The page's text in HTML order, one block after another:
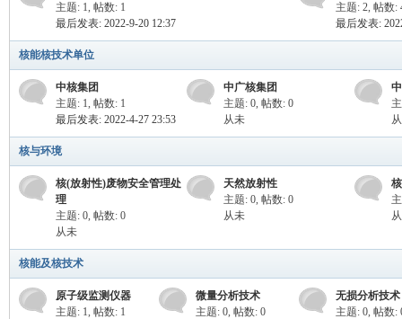
主题: 1, 帖数: 1
最后发表: 2022-9-20 12:37
主题: 2, 帖数:
最后发表:
核能核技术单位
中核集团
主题: 1, 帖数: 1
最后发表: 2022-4-27 23:53
中广核集团
主题: 0, 帖数: 0
从未
核与环境
核(放射性)废物安全管理处
理
主题: 0, 帖数: 0
从未
天然放射性
主题: 0, 帖数: 0
从未
核能及核技术
原子级监测仪器
主题: 1, 帖数: 1
微量分析技术
主题: 0, 帖数: 0
无损分析技术
主题: 0, 帖数: